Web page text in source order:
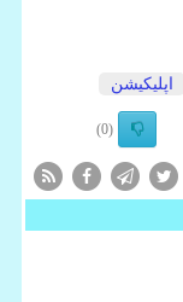
اپلیكیشن
(0)